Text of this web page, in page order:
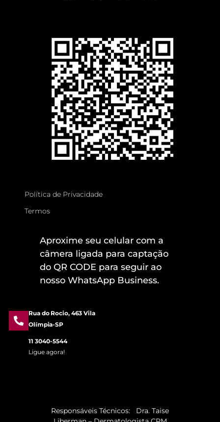
Política de Privacidade
Termos
Aproxime seu celular com a
câmera ligada para captação
do QR CODE para seguir ao
nosso WhatsApp Business.
Rua do Rocio, 463 Vila
Olímpia-SP
11 3040-5544
Ligue agora!
Responsáveis Técnicos: Dra. Taise